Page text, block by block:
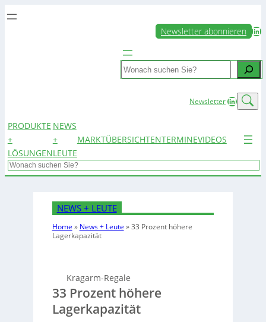
Newsletter abonnieren LinkedIn
Search
NewsletterLinkedIn
PRODUKTE
+
LÖSUNGEN
NEWS
+
LEUTE
MARKTÜBERSICHTENTERMINEVIDEOS
Search
NEWS + LEUTE
Home » News + Leute »33 Prozent höhere
Lagerkapazität
Kragarm-Regale
33 Prozent höhere
Lagerkapazität